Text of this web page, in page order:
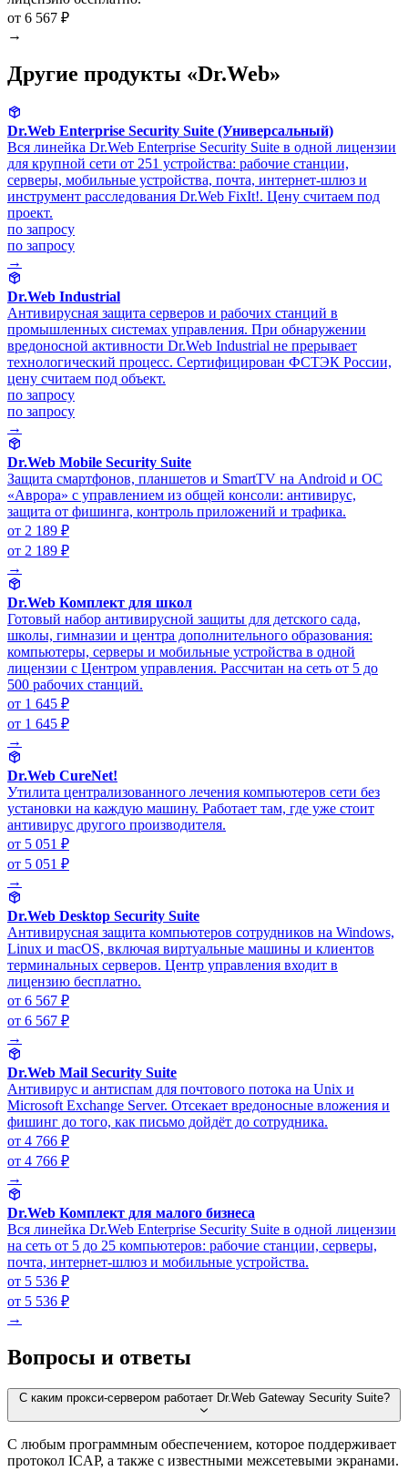
от 6 567 ₽
→
Другие продукты «Dr.Web»
Dr.Web Enterprise Security Suite (Универсальный)
Вся линейка Dr.Web Enterprise Security Suite в одной лицензии
для крупной сети от 251 устройства: рабочие станции,
серверы, мобильные устройства, почта, интернет-шлюз и
инструмент расследования Dr.Web FixIt!. Цену считаем под
проект.
по запросу
по запросу
→
Dr.Web Industrial
Антивирусная защита серверов и рабочих станций в
промышленных системах управления. При обнаружении
вредоносной активности Dr.Web Industrial не прерывает
технологический процесс. Сертифицирован ФСТЭК России,
цену считаем под объект.
по запросу
по запросу
→
Dr.Web Mobile Security Suite
Защита смартфонов, планшетов и SmartTV на Android и ОС
«Аврора» с управлением из общей консоли: антивирус,
защита от фишинга, контроль приложений и трафика.
от 2 189 ₽
от 2 189 ₽
→
Dr.Web Комплект для школ
Готовый набор антивирусной защиты для детского сада,
школы, гимназии и центра дополнительного образования:
компьютеры, серверы и мобильные устройства в одной
лицензии с Центром управления. Рассчитан на сеть от 5 до
500 рабочих станций.
от 1 645 ₽
от 1 645 ₽
→
Dr.Web CureNet!
Утилита централизованного лечения компьютеров сети без
установки на каждую машину. Работает там, где уже стоит
антивирус другого производителя.
от 5 051 ₽
от 5 051 ₽
→
Dr.Web Desktop Security Suite
Антивирусная защита компьютеров сотрудников на Windows,
Linux и macOS, включая виртуальные машины и клиентов
терминальных серверов. Центр управления входит в
лицензию бесплатно.
от 6 567 ₽
от 6 567 ₽
→
Dr.Web Mail Security Suite
Антивирус и антиспам для почтового потока на Unix и
Microsoft Exchange Server. Отсекает вредоносные вложения и
фишинг до того, как письмо дойдёт до сотрудника.
от 4 766 ₽
от 4 766 ₽
→
Dr.Web Комплект для малого бизнеса
Вся линейка Dr.Web Enterprise Security Suite в одной лицензии
на сеть от 5 до 25 компьютеров: рабочие станции, серверы,
почта, интернет-шлюз и мобильные устройства.
от 5 536 ₽
от 5 536 ₽
→
Вопросы и ответы
С каким прокси-сервером работает Dr.Web Gateway Security Suite?
С любым программным обеспечением, которое поддерживает
протокол ICAP, а также с известными межсетевыми экранами.